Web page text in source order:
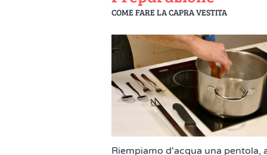
COME FARE LA CAPRA VESTITA
Riempiamo d'acqua una pentola,